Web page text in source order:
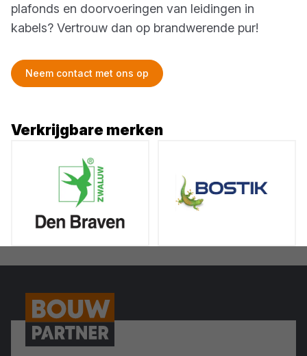
plafonds en doorvoeringen van leidingen in
kabels? Vertrouw dan op brandwerende pur!
Neem contact met ons op
Verkrijgbare merken